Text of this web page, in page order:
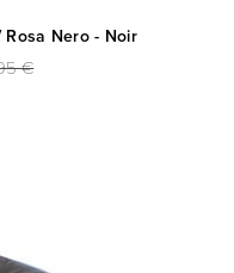
Nero - Noir
€